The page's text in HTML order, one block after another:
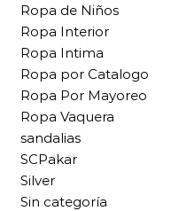
Ropa de Niños
Ropa Interior
Ropa Intima
Ropa por Catalogo
Ropa Por Mayoreo
Ropa Vaquera
sandalias
SCPakar
Silver
Sin categoría